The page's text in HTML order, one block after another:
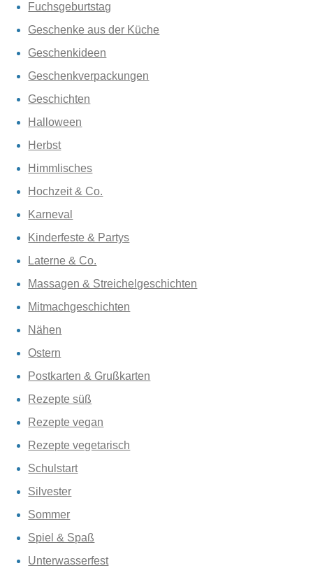
Fuchsgeburtstag
Geschenke aus der Küche
Geschenkideen
Geschenkverpackungen
Geschichten
Halloween
Herbst
Himmlisches
Hochzeit & Co.
Karneval
Kinderfeste & Partys
Laterne & Co.
Massagen & Streichelgeschichten
Mitmachgeschichten
Nähen
Ostern
Postkarten & Grußkarten
Rezepte süß
Rezepte vegan
Rezepte vegetarisch
Schulstart
Silvester
Sommer
Spiel & Spaß
Unterwasserfest